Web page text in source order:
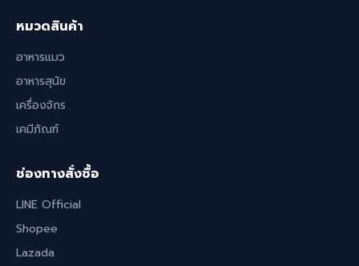
หมวดสินค้า
อาหารแมว
อาหารสุนัข
เครื่องจักร
เคมีภัณฑ์
ช่องทางสั่งซื้อ
LINE Official
Shopee
Lazada